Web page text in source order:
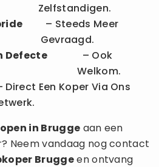
Zelfstandigen.
– Steeds Meer
Gevraagd.
Defecte
– Ook
Welkom.
Direct Een Koper Via Ons
in Brugge aan een
Neem vandaag nog contact
Bruggeen ontvang